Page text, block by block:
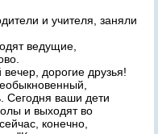
и учителя, заняли
ведущие,
дорогие друзья!
Сегодня ваши дети
и выходят во
конечно,